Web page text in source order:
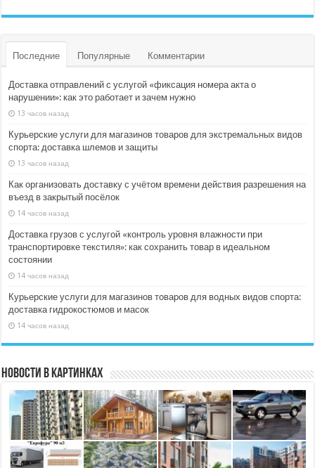
Последние Популярные Комментарии
Доставка отправлений с услугой «фиксация номера акта о
нарушении»: как это работает и зачем нужно
13 часов назад
Курьерские услуги для магазинов товаров для экстремальных видов
спорта: доставка шлемов и защиты
13 часов назад
Как организовать доставку с учётом времени действия разрешения на
въезд в закрытый посёлок
14 часов назад
Доставка грузов с услугой «контроль уровня влажности при
транспортировке текстиля»: как сохранить товар в идеальном
состоянии
14 часов назад
Курьерские услуги для магазинов товаров для водных видов спорта:
доставка гидрокостюмов и масок
14 часов назад
Новости в картинках